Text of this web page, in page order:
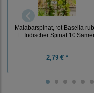
Malabarspinat, rot Basella
L. Indischer Spinat 10
2,79 € *